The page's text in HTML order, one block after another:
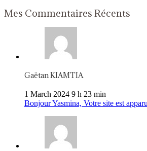
Mes Commentaires Récents
Gaëtan KIAMTIA
1 March 2024 9 h 23 min
Bonjour Yasmina, Votre site est